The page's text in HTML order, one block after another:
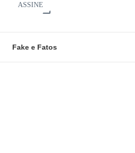
ASSINE
Fake e Fatos